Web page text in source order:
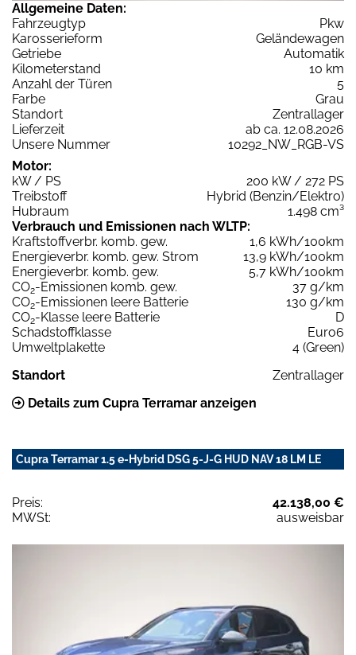
Allgemeine Daten:
Fahrzeugtyp
Pkw
Karosserieform
Geländewagen
Getriebe
Automatik
Kilometerstand
10 km
Anzahl der Türen
5
Farbe
Grau
Standort
Zentrallager
Lieferzeit
ab ca. 12.08.2026
Unsere Nummer
10292_NW_RGB-VS
Motor:
kW / PS
200 kW / 272 PS
Treibstoff
Hybrid (Benzin/Elektro)
Hubraum
1.498 cm³
Verbrauch und Emissionen nach WLTP:
Kraftstoffverbr. komb. gew.
1,6 kWh/100km
Energieverbr. komb. gew. Strom
13,9 kWh/100km
Energieverbr. komb. gew.
5,7 kWh/100km
CO2-Emissionen komb. gew.
37 g/km
CO2-Emissionen leere Batterie
130 g/km
CO2-Klasse leere Batterie
D
Schadstoffklasse
Euro6
Umweltplakette
4 (Green)
Standort
Zentrallager
Details zum Cupra Terramar anzeigen
Cupra Terramar 1.5 e-Hybrid DSG 5-J-G HUD NAV 18 LM LE
Preis:
42.138,00 €
MWSt:
ausweisbar